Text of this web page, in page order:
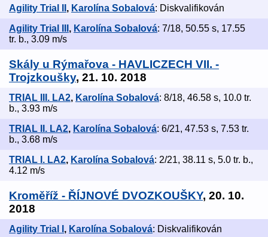
Agility Trial II , Karolína Sobalová: Diskvalifikován
Agility Trial III , Karolína Sobalová: 7/18, 50.55 s, 17.55
tr. b., 3.09 m/s
Skály u Rýmařova - HAVLICZECH VII. -
Trojzkoušky, 21. 10. 2018
TRIAL III. LA2, Karolína Sobalová: 8/18, 46.58 s, 10.0 tr.
b., 3.93 m/s
TRIAL II. LA2, Karolína Sobalová: 6/21, 47.53 s, 7.53 tr.
b., 3.68 m/s
TRIAL I. LA2, Karolína Sobalová: 2/21, 38.11 s, 5.0 tr. b.,
4.12 m/s
Kroměříž - ŘÍJNOVÉ DVOZKOUŠKY, 20. 10.
2018
Agility Trial I , Karolína Sobalová: Diskvalifikován